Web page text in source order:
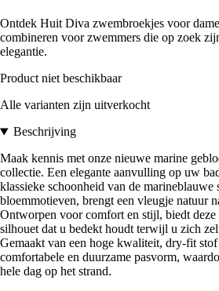
Ontdek Huit Diva zwembroekjes voor
combineren voor zwemmers die op zoek
elegantie.
Product niet beschikbaar
Alle varianten zijn uitverkocht
Beschrijving
Maak kennis met onze nieuwe marine
collectie. Een elegante aanvulling op uw
klassieke schoonheid van de marineblauwe
bloemmotieven, brengt een vleugje natuur
Ontworpen voor comfort en stijl, biedt
silhouet dat u bedekt houdt terwijl u zich
Gemaakt van een hoge kwaliteit, dry-fit
comfortabele en duurzame pasvorm,
hele dag op het strand.